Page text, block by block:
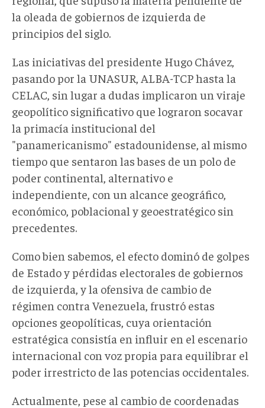
la oleada de gobiernos de izquierda de
principios del siglo.
Las iniciativas del presidente Hugo Chávez,
pasando por la UNASUR, ALBA-TCP hasta la
CELAC, sin lugar a dudas implicaron un viraje
geopolítico significativo que lograron socavar
la primacía institucional del
"panamericanismo" estadounidense, al mismo
tiempo que sentaron las bases de un polo de
poder continental, alternativo e
independiente, con un alcance geográfico,
económico, poblacional y geoestratégico sin
precedentes.
Como bien sabemos, el efecto dominó de golpes
de Estado y pérdidas electorales de gobiernos
de izquierda, y la ofensiva de cambio de
régimen contra Venezuela, frustró estas
opciones geopolíticas, cuya orientación
estratégica consistía en influir en el escenario
internacional con voz propia para equilibrar el
poder irrestricto de las potencias occidentales.
Actualmente, pese al cambio de coordenadas